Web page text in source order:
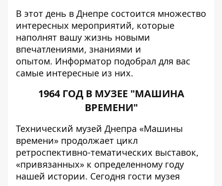
В этот день в Днепре состоится множество
интересных мероприятий, которые
наполнят вашу жизнь новыми
впечатлениями, знаниями и
опытом. Информатор подобрал для вас
самые интересные из них.
1964 ГОД В МУЗЕЕ "МАШИНА
ВРЕМЕНИ"
Технический музей Днепра «Машины
времени» продолжает цикл
ретроспективно-тематических выставок,
«привязанных» к определенному году
нашей истории. Сегодня гости музея